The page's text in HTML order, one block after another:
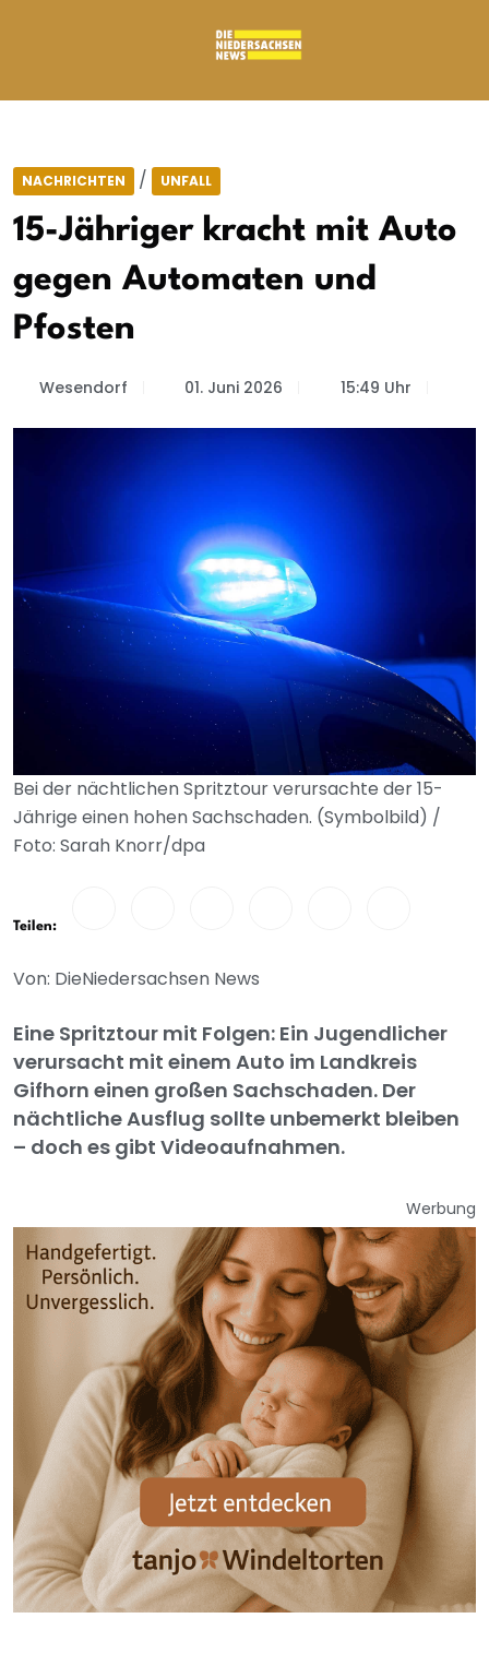
NACHRICHTEN / UNFALL
15-Jähriger kracht mit Auto
gegen Automaten und
Pfosten
Wesendorf 01. Juni 2026 15:49 Uhr
Bei der nächtlichen Spritztour verursachte der 15-
Jährige einen hohen Sachschaden. (Symbolbild) /
Foto: Sarah Knorr/dpa
Teilen:
Von: DieNiedersachsen News
Eine Spritztour mit Folgen: Ein Jugendlicher
verursacht mit einem Auto im Landkreis
Gifhorn einen großen Sachschaden. Der
nächtliche Ausflug sollte unbemerkt bleiben
– doch es gibt Videoaufnahmen.
Werbung